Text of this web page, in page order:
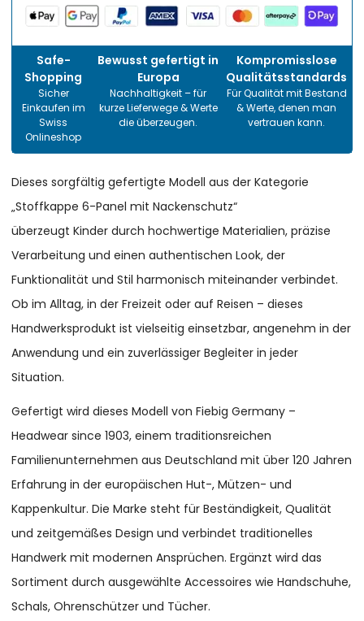
Safe-
Shopping
Sicher
Einkaufen im
Swiss
Onlineshop
Bewusst gefertigt in
Europa
Nachhaltigkeit – für
kurze Lieferwege & Werte
die überzeugen.
Kompromisslose
Qualitätsstandards
Für Qualität mit Bestand
& Werte, denen man
vertrauen kann.
Dieses sorgfältig gefertigte Modell aus der Kategorie
„Stoffkappe 6-Panel mit Nackenschutz“
überzeugt Kinder durch hochwertige Materialien, präzise
Verarbeitung und einen authentischen Look, der
Funktionalität und Stil harmonisch miteinander verbindet.
Ob im Alltag, in der Freizeit oder auf Reisen – dieses
Handwerksprodukt ist vielseitig einsetzbar, angenehm in der
Anwendung und ein zuverlässiger Begleiter in jeder
Situation.
Gefertigt wird dieses Modell von Fiebig Germany –
Headwear since 1903, einem traditionsreichen
Familienunternehmen aus Deutschland mit über 120 Jahren
Erfahrung in der europäischen Hut-, Mützen- und
Kappenkultur. Die Marke steht für Beständigkeit, Qualität
und zeitgemäßes Design und verbindet traditionelles
Handwerk mit modernen Ansprüchen. Ergänzt wird das
Sortiment durch ausgewählte Accessoires wie Handschuhe,
Schals, Ohrenschützer und Tücher.